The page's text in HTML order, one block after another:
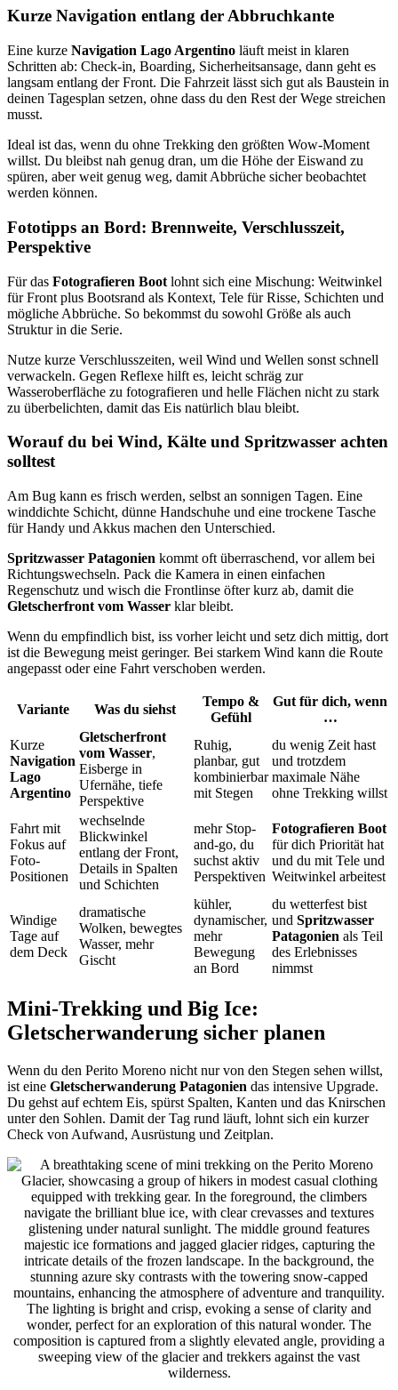
Kurze Navigation entlang der Abbruchkante
Eine kurze Navigation Lago Argentino läuft meist in klaren
Schritten ab: Check-in, Boarding, Sicherheitsansage, dann geht es
langsam entlang der Front. Die Fahrzeit lässt sich gut als Baustein in
deinen Tagesplan setzen, ohne dass du den Rest der Wege streichen
musst.
Ideal ist das, wenn du ohne Trekking den größten Wow-Moment
willst. Du bleibst nah genug dran, um die Höhe der Eiswand zu
spüren, aber weit genug weg, damit Abbrüche sicher beobachtet
werden können.
Fototipps an Bord: Brennweite, Verschlusszeit,
Perspektive
Für das Fotografieren Boot lohnt sich eine Mischung: Weitwinkel
für Front plus Bootsrand als Kontext, Tele für Risse, Schichten und
mögliche Abbrüche. So bekommst du sowohl Größe als auch
Struktur in die Serie.
Nutze kurze Verschlusszeiten, weil Wind und Wellen sonst schnell
verwackeln. Gegen Reflexe hilft es, leicht schräg zur
Wasseroberfläche zu fotografieren und helle Flächen nicht zu stark
zu überbelichten, damit das Eis natürlich blau bleibt.
Worauf du bei Wind, Kälte und Spritzwasser achten
solltest
Am Bug kann es frisch werden, selbst an sonnigen Tagen. Eine
winddichte Schicht, dünne Handschuhe und eine trockene Tasche
für Handy und Akkus machen den Unterschied.
Spritzwasser Patagonien kommt oft überraschend, vor allem bei
Richtungswechseln. Pack die Kamera in einen einfachen
Regenschutz und wisch die Frontlinse öfter kurz ab, damit die
Gletscherfront vom Wasser klar bleibt.
Wenn du empfindlich bist, iss vorher leicht und setz dich mittig, dort
ist die Bewegung meist geringer. Bei starkem Wind kann die Route
angepasst oder eine Fahrt verschoben werden.
Variante Was du siehst
Tempo &
Gefühl
Gut für dich, wenn
…
Kurze
Navigation
Lago
Argentino
Gletscherfront
vom Wasser,
Eisberge in
Ufernähe, tiefe
Perspektive
Ruhig,
planbar, gut
kombinierbar
mit Stegen
du wenig Zeit hast
und trotzdem
maximale Nähe
ohne Trekking willst
Fahrt mit
Fokus auf
Foto-
Positionen
wechselnde
Blickwinkel
entlang der Front,
Details in Spalten
und Schichten
mehr Stop-
and-go, du
suchst aktiv
Perspektiven
Fotografieren Boot
für dich Priorität hat
und du mit Tele und
Weitwinkel arbeitest
Windige
Tage auf
dem Deck
dramatische
Wolken, bewegtes
Wasser, mehr
Gischt
kühler,
dynamischer,
mehr
Bewegung
an Bord
du wetterfest bist
und Spritzwasser
Patagonien als Teil
des Erlebnisses
nimmst
Mini-Trekking und Big Ice:
Gletscherwanderung sicher planen
Wenn du den Perito Moreno nicht nur von den Stegen sehen willst,
ist eine Gletscherwanderung Patagonien das intensive Upgrade.
Du gehst auf echtem Eis, spürst Spalten, Kanten und das Knirschen
unter den Sohlen. Damit der Tag rund läuft, lohnt sich ein kurzer
Check von Aufwand, Ausrüstung und Zeitplan.